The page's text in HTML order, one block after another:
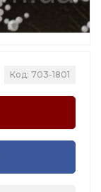
Код: 703-1801